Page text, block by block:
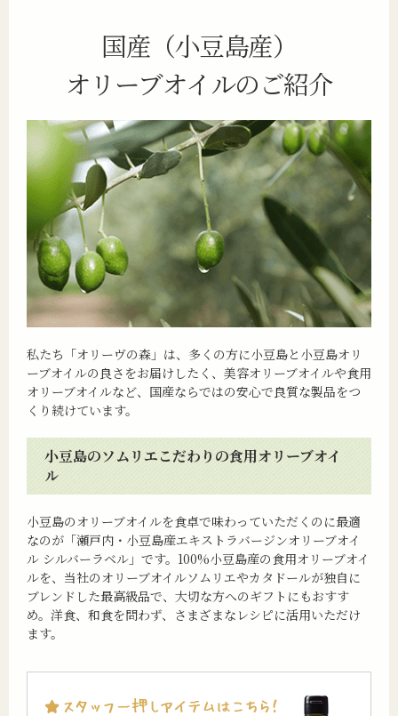
国産（小豆島産）
オリーブオイルのご紹介
私たち「オリーヴの森」は、多くの方に小豆島と小豆島オリ
ーブオイルの良さをお届けしたく、美容オリーブオイルや食用
オリーブオイルなど、国産ならではの安心で良質な製品をつ
くり続けています。
小豆島のソムリエこだわりの食用オリーブオイ
ル
小豆島のオリーブオイルを食卓で味わっていただくのに最適
なのが「瀬戸内・小豆島産エキストラバージンオリーブオイ
ル シルバーラベル」です。100%小豆島産の食用オリーブオイ
ルを、当社のオリーブオイルソムリエやカタドールが独自に
ブレンドした最高級品で、大切な方へのギフトにもおすす
め。洋食、和食を問わず、さまざまなレシピに活用いただけ
ます。